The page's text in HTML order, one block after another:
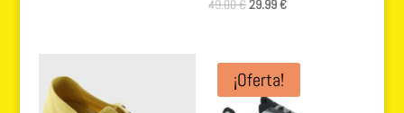
49.00€El
era:
49.00 €.
29.99€El
29.99 €.
¡Oferta!